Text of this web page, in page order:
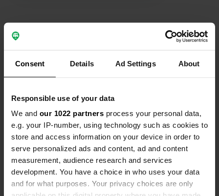
Consent Details Ad Settings About
Responsible use of your data
We and our 1022 partners process your personal data,
e.g. your IP-number, using technology such as cookies to
store and access information on your device in order to
serve personalized ads and content, ad and content
measurement, audience research and services
development. You have a choice in who uses your data
and for what purposes. Your privacy choices are only
Emplacement
437 93, Kungsbacka kommun, Suède
Coordonnées
57° 32' 58" N 12° 3' 19" E
Copie
57.549386 12.0553593
Code du site
161401